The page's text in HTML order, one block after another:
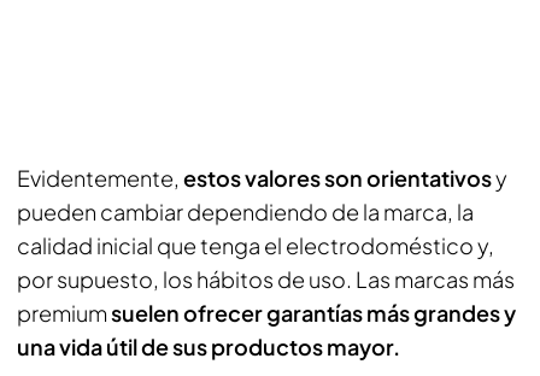
Evidentemente, estos valores son orientativosy
pueden cambiar dependiendo de la marca, la
calidad inicial que tenga el electrodoméstico y,
por supuesto, los hábitos de uso. Las marcas más
premiumsuelen ofrecer garantías más grandes y
una vida útil de sus productos mayor.